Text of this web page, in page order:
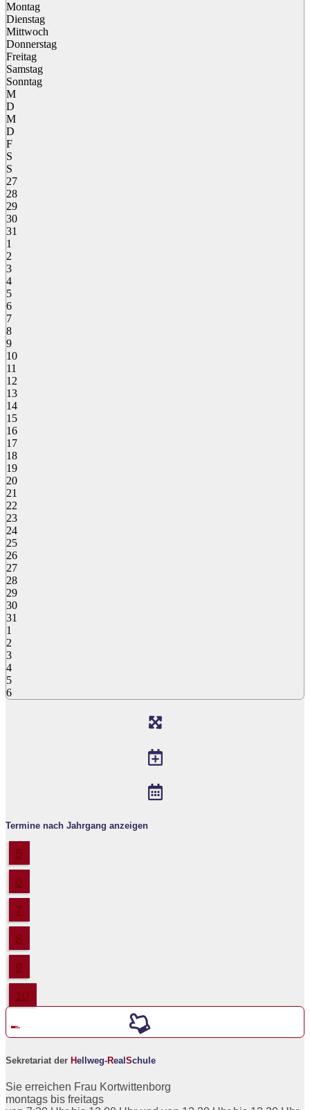
Montag
Dienstag
Mittwoch
Donnerstag
Freitag
Samstag
Sonntag
M
D
M
D
F
S
S
27
28
29
30
31
1
2
3
4
5
6
7
8
9
10
11
12
13
14
15
16
17
18
19
20
21
22
23
24
25
26
27
28
29
30
31
1
2
3
4
5
6
Termine nach Jahrgang anzeigen
5
6
7
8
9
10
Sekretariat der Hellweg-RealSchule
Sie erreichen Frau Kortwittenborg
montags bis freitags